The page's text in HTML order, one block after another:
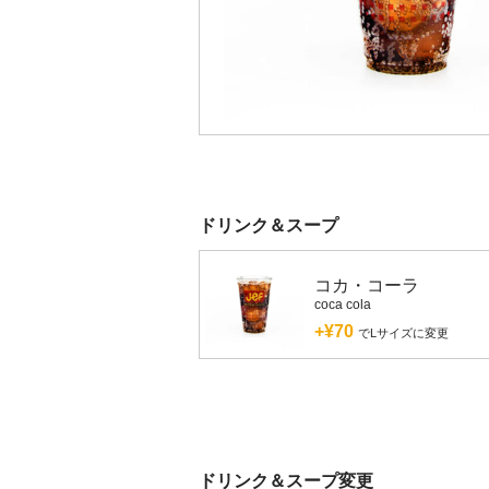
ドリンク＆スープ
コカ・コーラ
coca cola
+¥70 でLサイズに変更
ドリンク＆スープ変更